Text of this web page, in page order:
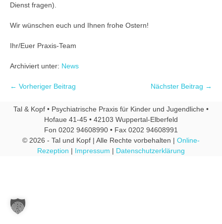
Dienst fragen).
Wir wünschen euch und Ihnen frohe Ostern!
Ihr/Euer Praxis-Team
Archiviert unter: News
← Vorheriger Beitrag Nächster Beitrag →
Tal & Kopf • Psychiatrische Praxis für Kinder und Jugendliche •
Hofaue 41-45 • 42103 Wuppertal-Elberfeld
Fon 0202 94608990 • Fax 0202 94608991
© 2026 - Tal und Kopf | Alle Rechte vorbehalten | Online-
Rezeption | Impressum | Datenschutzerklärung